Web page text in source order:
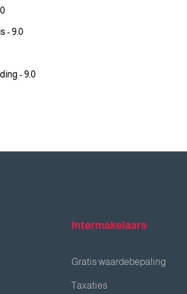
- 9.0
- 9.0
Intermakelaars
Gratis waardebepaling
Taxaties